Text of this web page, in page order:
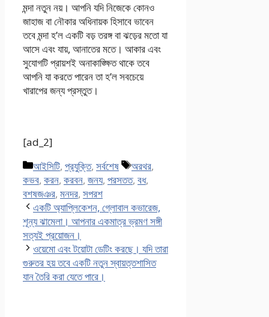
মন্দা নতুন নয়। আপনি যদি নিজেকে কোনও
জাহাজ বা নৌকার অধিনায়ক হিসাবে ভাবেন
তবে মন্দা হ’ল একটি বড় তরঙ্গ বা ঝড়ের মতো যা
আসে এবং যায়, আনাতের মতে। আকার এবং
সুযোগটি প্রায়শই অনাকাঙ্ক্ষিত থাকে তবে
আপনি যা করতে পারেন তা হ’ল সবচেয়ে
খারাপের জন্য প্রস্তুত।
[ad_2]
Categories
আইসিটি, প্রযুক্তি, সর্বশেষ Tags
অরথর,
কভব, করন, করবন, জনয, পরসতত, বধ,
বশষজঞর, মনদর, সপরশ
একটি অ্যাপ্লিকেশন, গ্লোবাল কভারেজ,
শূন্য ঝামেলা। আপনার একমাত্র ভ্রমণ সঙ্গী
সত্যই প্রয়োজন।
ওয়েমো এবং টয়োটা ডেটিং করছে। যদি তারা
গুরুতর হয় তবে একটি নতুন স্বায়ত্তশাসিত
যান তৈরি করা যেতে পারে।